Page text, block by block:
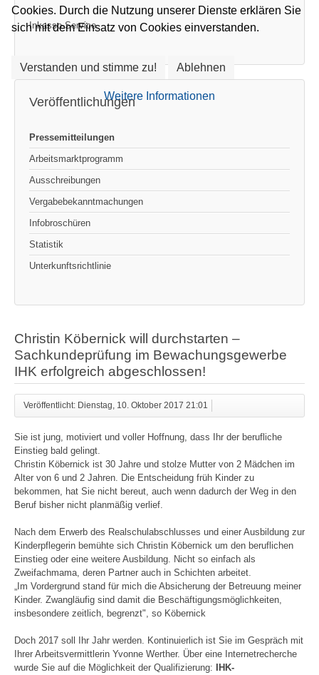
Inkasso-Service
Veröffentlichungen
Pressemitteilungen
Arbeitsmarktprogramm
Ausschreibungen
Vergabebekanntmachungen
Infobroschüren
Statistik
Unterkunftsrichtlinie
Christin Köbernick will durchstarten –
Sachkundeprüfung im Bewachungsgewerbe
IHK erfolgreich abgeschlossen!
Veröffentlicht: Dienstag, 10. Oktober 2017 21:01
Sie ist jung, motiviert und voller Hoffnung, dass Ihr der berufliche
Einstieg bald gelingt.
Christin Köbernick ist 30 Jahre und stolze Mutter von 2 Mädchen im
Alter von 6 und 2 Jahren. Die Entscheidung früh Kinder zu
bekommen, hat Sie nicht bereut, auch wenn dadurch der Weg in den
Beruf bisher nicht planmäßig verlief.
Nach dem Erwerb des Realschulabschlusses und einer Ausbildung zur
Kinderpflegerin bemühte sich Christin Köbernick um den beruflichen
Einstieg oder eine weitere Ausbildung. Nicht so einfach als
Zweifachmama, deren Partner auch in Schichten arbeitet.
„Im Vordergrund stand für mich die Absicherung der Betreuung meiner
Kinder. Zwangläufig sind damit die Beschäftigungsmöglichkeiten,
insbesondere zeitlich, begrenzt", so Köbernick
Doch 2017 soll Ihr Jahr werden. Kontinuierlich ist Sie im Gespräch mit
Ihrer Arbeitsvermittlerin Yvonne Werther. Über eine Internetrecherche
wurde Sie auf die Möglichkeit der Qualifizierung: IHK-
Cookies. Durch die Nutzung unserer Dienste erklären Sie
sich mit dem Einsatz von Cookies einverstanden.
Verstanden und stimme zu! Ablehnen
Weitere Informationen